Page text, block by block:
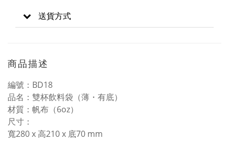
送貨方式
商品描述
編號：BD18
品名：雙杯飲料袋（薄・有底）
材質：帆布（6oz）
尺寸：
寬280 x 高210 x 底70 mm